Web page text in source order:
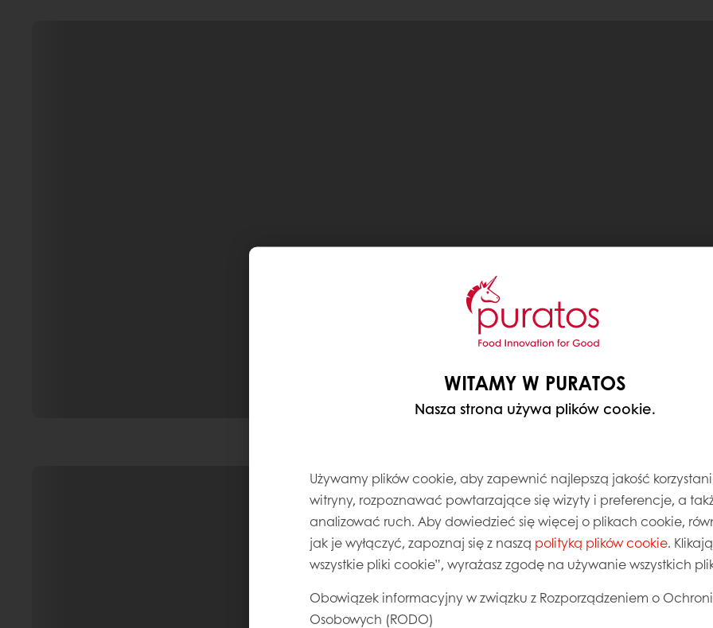
WITAMY W PURATOS
Nasza strona używa plików cookie.
Używamy plików cookie, aby zapewnić najlepszą jakość
witryny, rozpoznawać powtarzające się wizyty i preferencje, a
analizować ruch. Aby dowiedzieć się więcej o plikach cookie,
jak je wyłączyć, zapoznaj się z naszą polityką plików cookie.
wszystkie pliki cookie”, wyrażasz zgodę na używanie wszystkich
Obowiązek informacyjny w związku z Rozporządzeniem o
Osobowych (RODO)